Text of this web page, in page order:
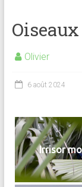
Olivier
6 août 2024
Irrisor